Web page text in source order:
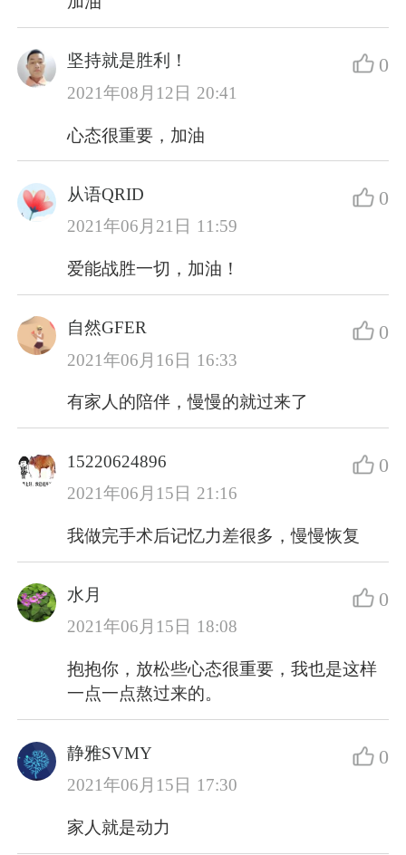
坚持就是胜利！
2021年08月12日 20:41
0
心态很重要，加油
从语QRID
2021年06月21日 11:59
0
爱能战胜一切，加油！
自然GFER
2021年06月16日 16:33
0
有家人的陪伴，慢慢的就过来了
15220624896
2021年06月15日 21:16
0
我做完手术后记忆力差很多，慢慢恢复
水月
2021年06月15日 18:08
0
抱抱你，放松些心态很重要，我也是这样
一点一点熬过来的。
静雅SVMY
2021年06月15日 17:30
0
家人就是动力